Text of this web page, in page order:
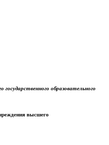
образовательного
высшего